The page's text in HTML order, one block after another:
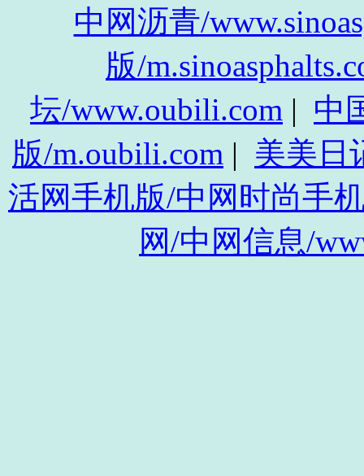
中网沥青/
版/
坛/www.oubili.com | 中
版/m.oubili.com | 美美日
活网手机版/中网时尚手
网/中网信息/